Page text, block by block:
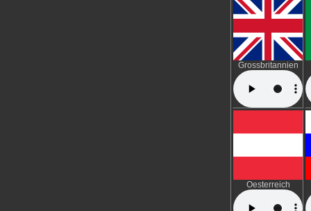
Grossbritannien
Oesterreich